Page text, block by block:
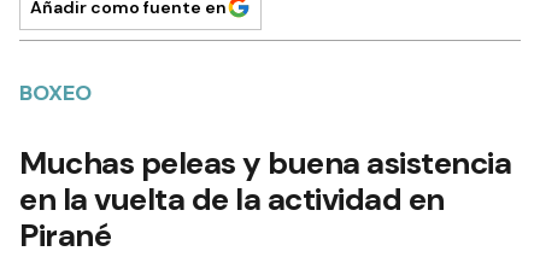
Añadir como fuente en
BOXEO
Muchas peleas y buena asistencia
en la vuelta de la actividad en
Pirané